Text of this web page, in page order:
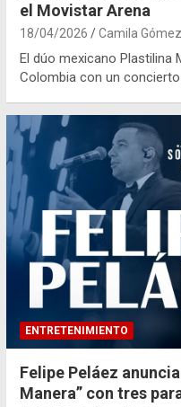
el Movistar Arena
18/04/2026 Camila Gómez
El dúo mexicano Plastilina
Colombia con un
ENTRETENIMIENTO
Felipe Peláez
Manera” con tres